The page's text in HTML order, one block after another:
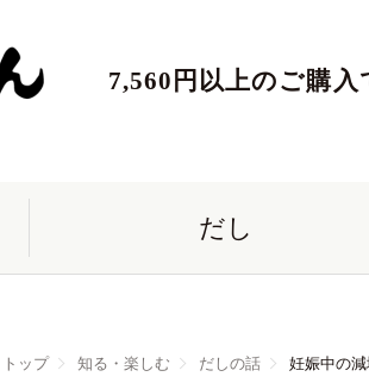
7,560円以上のご購入
だし
トップ 知る・楽しむ だしの話 妊娠中の